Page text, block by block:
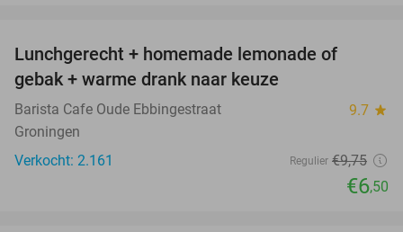
Lunchgerecht + homemade lemonade of
gebak + warme drank naar keuze
Barista Cafe Oude Ebbingestraat 9.7 star
Groningen
Verkocht: 2.161
Regulier €9,75
€6,50